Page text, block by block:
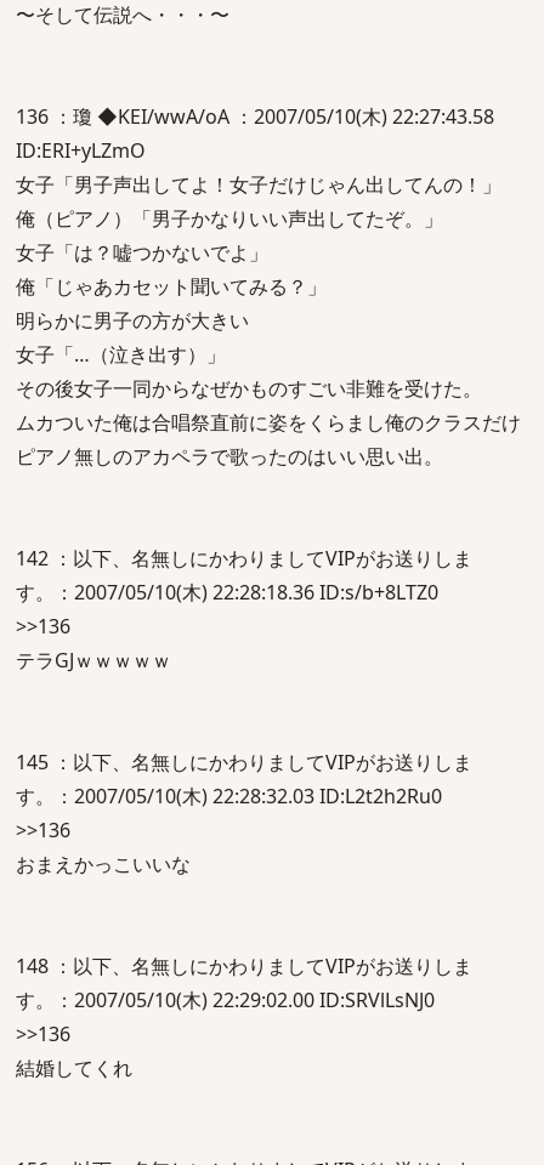
〜そして伝説へ・・・〜
136 ：瓊 ◆KEI/wwA/oA ：2007/05/10(木) 22:27:43.58
ID:ERI+yLZmO
女子「男子声出してよ！女子だけじゃん出してんの！」
俺（ピアノ）「男子かなりいい声出してたぞ。」
女子「は？嘘つかないでよ」
俺「じゃあカセット聞いてみる？」
明らかに男子の方が大きい
女子「…（泣き出す）」
その後女子一同からなぜかものすごい非難を受けた。
ムカついた俺は合唱祭直前に姿をくらまし俺のクラスだけ
ピアノ無しのアカペラで歌ったのはいい思い出。
142 ：以下、名無しにかわりましてVIPがお送りしま
す。：2007/05/10(木) 22:28:18.36 ID:s/b+8LTZ0
>>136
テラGJｗｗｗｗｗ
145 ：以下、名無しにかわりましてVIPがお送りしま
す。：2007/05/10(木) 22:28:32.03 ID:L2t2h2Ru0
>>136
おまえかっこいいな
148 ：以下、名無しにかわりましてVIPがお送りしま
す。：2007/05/10(木) 22:29:02.00 ID:SRVlLsNJ0
>>136
結婚してくれ